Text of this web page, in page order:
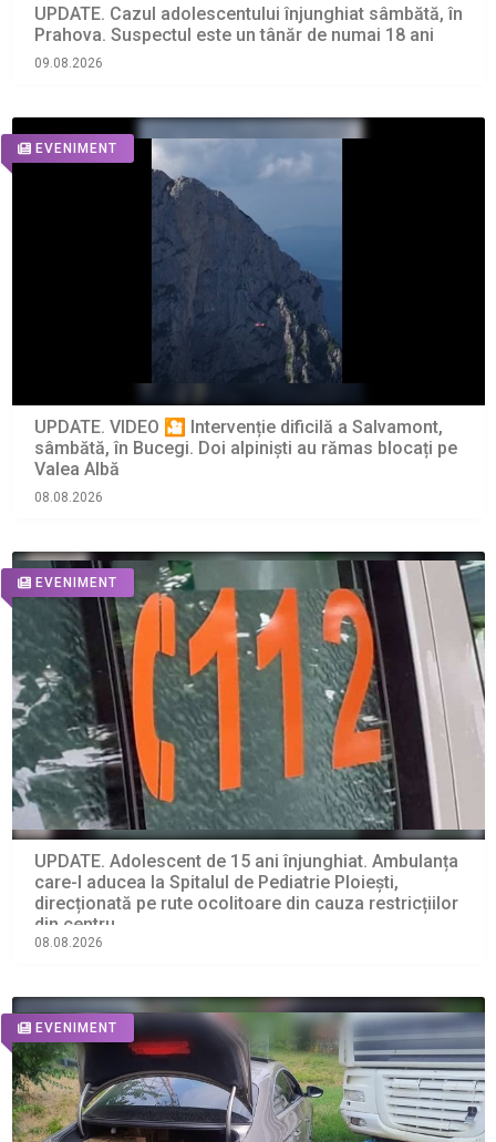
UPDATE. Cazul adolescentului înjunghiat sâmbătă, în
Prahova. Suspectul este un tânăr de numai 18 ani
09.08.2026
EVENIMENT
UPDATE. VIDEO 🎦 Intervenție dificilă a Salvamont,
sâmbătă, în Bucegi. Doi alpiniști au rămas blocați pe
Valea Albă
08.08.2026
EVENIMENT
UPDATE. Adolescent de 15 ani înjunghiat. Ambulanța
care-l aducea la Spitalul de Pediatrie Ploiești,
direcționată pe rute ocolitoare din cauza restricțiilor
din centru
08.08.2026
EVENIMENT